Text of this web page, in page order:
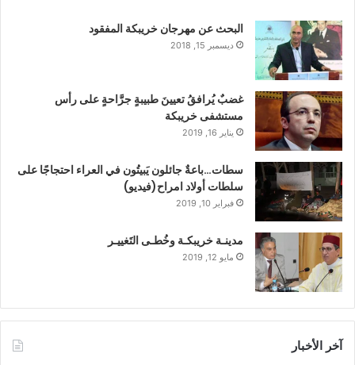
البحث عن مهرجان خريبكة المفقود
ديسمبر 15, 2018
غضبٌ يُرافقُ تعيينَ طبيبةٍ جرَّاحةٍ على رأس
مستشفى خريبكة
يناير 16, 2019
سطات…باعةٌ جائلون يَبيتُون في العراء احتجاجًا على
سلطات أولاد امراح(فيديو)
فبراير 10, 2019
مدينـة خريبكـة وخُطـى التَغييـر
مايو 12, 2019
آخر الأخبار